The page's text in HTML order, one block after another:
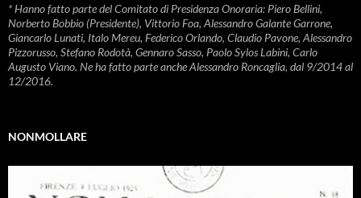
* Hanno fatto parte del Comitato di Presidenza Onoraria: Piero Bellini,
Norberto Bobbio (Presidente), Vittorio Foa, Alessandro Galante Garrone,
Giancarlo Lunati, Italo Mereu, Federico Orlando, Claudio Pavone, Alessandro
Pizzorusso, Stefano Rodotà, Gennaro Sasso, Paolo Sylos Labini, Carlo
Augusto Viano. Ne ha fatto parte anche Alessandro Roncaglia, dal 9/2014 al
12/2016.
NONMOLLARE